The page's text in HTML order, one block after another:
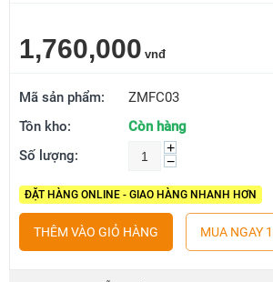
1,760,000 vnđ
Mã sản phẩm:
ZMFC03
Tồn kho:
Còn hàng
Số lượng:
+
−
ĐẶT HÀNG ONLINE - GIAO HÀNG NHANH HƠN
THÊM VÀO GIỎ HÀNG MUA NGAY